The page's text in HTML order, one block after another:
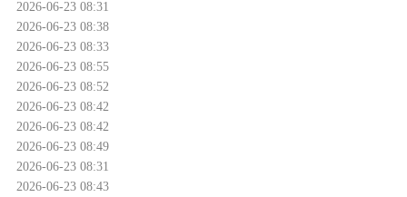
2026-06-23 08:31
2026-06-23 08:38
2026-06-23 08:33
2026-06-23 08:55
2026-06-23 08:52
2026-06-23 08:42
2026-06-23 08:42
2026-06-23 08:49
2026-06-23 08:31
2026-06-23 08:43